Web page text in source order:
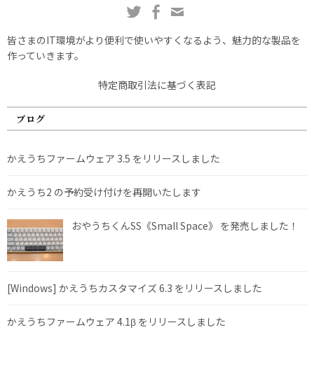
皆さまのIT環境がより便利で使いやすくなるよう、魅力的な製品を
作っていきます。
特定商取引法に基づく表記
ブログ
かえうちファームウェア 3.5 をリリースしました
かえうち2 の予約受け付けを再開いたします
おやうちくんSS《Small Space》 を発売しました！
[Windows] かえうちカスタマイズ 6.3 をリリースしました
かえうちファームウェア 4.1β をリリースしました